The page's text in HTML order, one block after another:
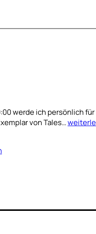
werde ich persönlich für
von Tales…Event